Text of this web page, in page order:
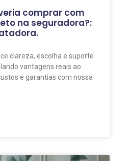
comprar com
na seguradora?:
clareza, escolha e suporte
vantagens reais ao
e garantias com nossa